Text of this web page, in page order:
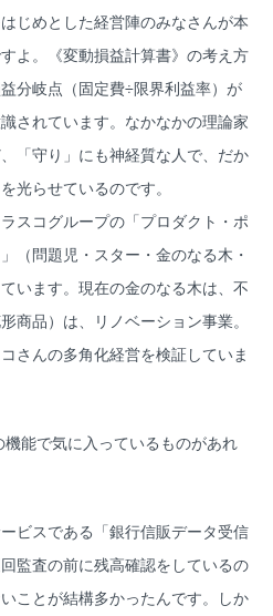
じめとした経営陣のみなさんが本
よ。《変動損益計算書》の考え方
分岐点（固定費÷限界利益率）が
されています。なかなかの理論家
「守り」にも神経質な人で、だか
光らせているのです。
スコグループの「プロダクト・ポ
（問題児・スター・金のなる木・
います。現在の金のなる木は、不
商品）は、リノベーション事業。
さんの多角化経営を検証していま
能で気に入っているものがあれ
ビスである「銀行信販データ受信
監査の前に残高確認をしているの
ことが結構多かったんです。しか